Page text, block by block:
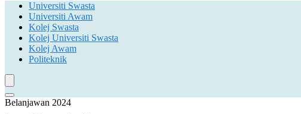
Universiti Swasta
Universiti Awam
Kolej Swasta
Kolej Universiti Swasta
Kolej Awam
Politeknik
Belanjawan 2024